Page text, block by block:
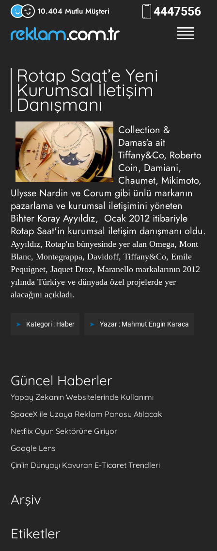
10.404 Mutlu Müşteri 4447556
Rotap Saat’e Yeni
Kurumsal İletişim
Danışmanı
Collection &
Damas'a ait
Tiffany&Co, Roberto
Coin, Damiani,
Chaumet, Mikimoto,
Ulysse Nardin ve Corum gibi ünlü markanın
pazarlama ve kurumsal iletişimini yöneten
Bihter Koray Ayyıldız, Ocak 2012 itibariyle
Rotap Saat'in kurumsal iletişim danışmanı oldu.
Ayyıldız, Rotap'ın bünyesinde yer alan Omega, Mont
Blanc, Montegrappa, Davidoff, Tiffany&Co, Emile
Pequignet, Jaquet Droz, Maranello markalarının 2012
yılında Türkiye ve dünyada özel projelerde yer
alacağını açıkladı.
Kategori : Haber Yazar : Mahmut Engin Karaca
Güncel Haberler
Yapay Zekanın Websitelerinde Kullanımı
SpaceX ile Uzaya Reklam Panosu Atılacak
Netflix Oyun Sektörüne Giriyor
Google Lens
Çin’in Dünyayı Kavuran E-Ticaret Trendleri
Arşiv
Etiketler